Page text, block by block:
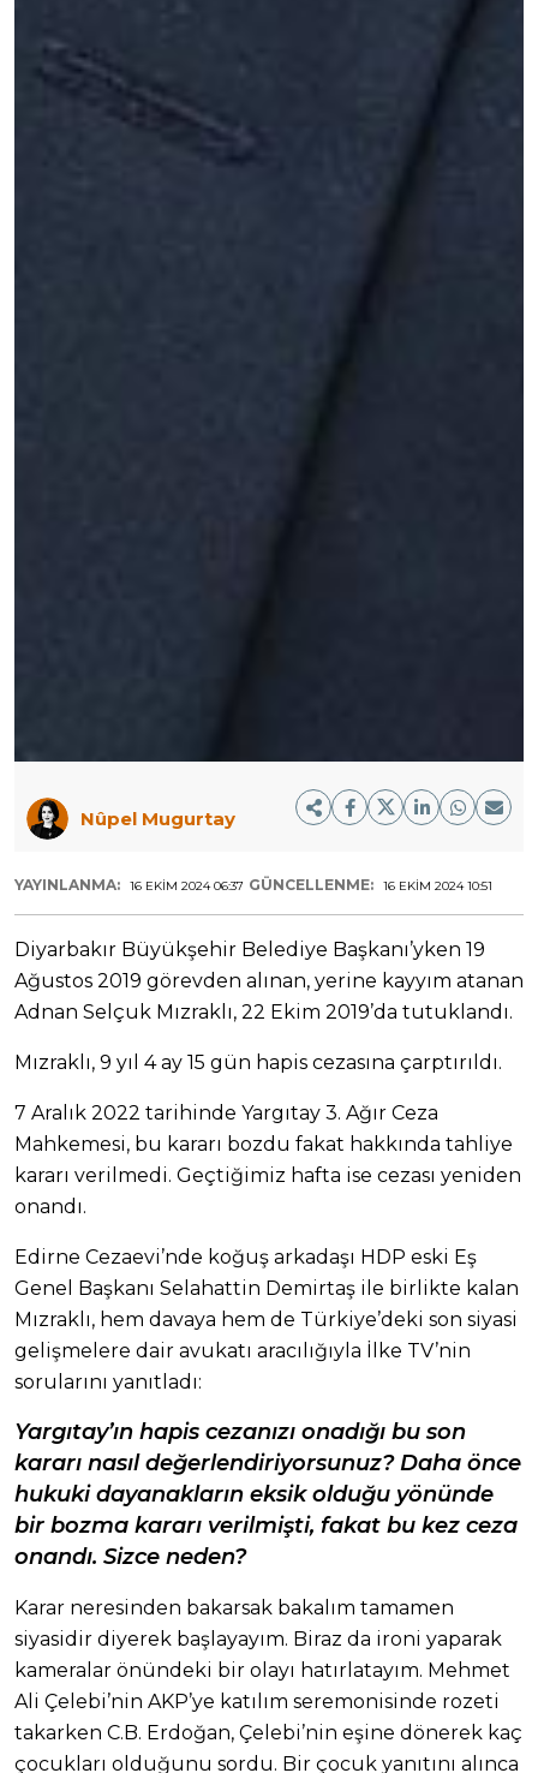
Nûpel Mugurtay
YAYINLANMA: 16 EKIM 2024 06:37 GÜNCELLENME: 16 EKIM 2024 10:51
Diyarbakır Büyükşehir Belediye Başkanı’yken 19
Ağustos 2019 görevden alınan, yerine kayyım atanan
Adnan Selçuk Mızraklı, 22 Ekim 2019’da tutuklandı.
Mızraklı, 9 yıl 4 ay 15 gün hapis cezasına çarptırıldı.
7 Aralık 2022 tarihinde Yargıtay 3. Ağır Ceza
Mahkemesi, bu kararı bozdu fakat hakkında tahliye
kararı verilmedi. Geçtiğimiz hafta ise cezası yeniden
onandı.
Edirne Cezaevi’nde koğuş arkadaşı HDP eski Eş
Genel Başkanı Selahattin Demirtaş ile birlikte kalan
Mızraklı, hem davaya hem de Türkiye’deki son siyasi
gelişmelere dair avukatı aracılığıyla İlke TV’nin
sorularını yanıtladı:
Yargıtay’ın hapis cezanızı onadığı bu son
kararı nasıl değerlendiriyorsunuz? Daha önce
hukuki dayanakların eksik olduğu yönünde
bir bozma kararı verilmişti, fakat bu kez ceza
onandı. Sizce neden?
Karar neresinden bakarsak bakalım tamamen
siyasidir diyerek başlayayım. Biraz da ironi yaparak
kameralar önündeki bir olayı hatırlatayım. Mehmet
Ali Çelebi’nin AKP’ye katılım seremonisinde rozeti
takarken C.B. Erdoğan, Çelebi’nin eşine dönerek kaç
çocukları olduğunu sordu. Bir çocuk yanıtını alınca